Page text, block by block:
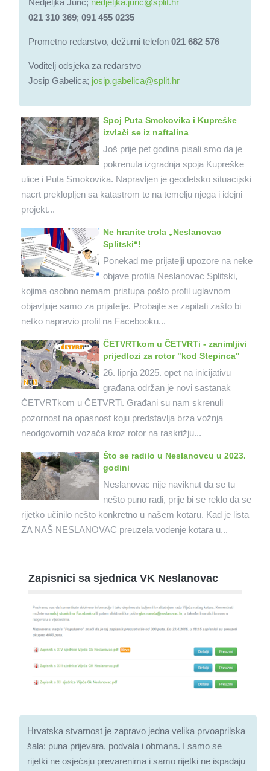
Nedjeljka Jurić; nedjeljka.juric@split.hr
021 310 369; 091 455 0235
Prometno redarstvo, dežurni telefon 021 682 576
Voditelj odsjeka za redarstvo
Josip Gabelica; josip.gabelica@split.hr
Spoj Puta Smokovika i Kupreške
izvlači se iz naftalina
Još prije pet godina pisali smo da je
pokrenuta izgradnja spoja Kupreške
ulice i Puta Smokovika. Napravljen je geodetsko situacijski
nacrt preklopljen sa katastrom te na temelju njega i idejni
projekt...
Ne hranite trola „Neslanovac
Splitski“!
Ponekad me prijatelji upozore na neke
objave profila Neslanovac Splitski,
kojima osobno nemam pristupa pošto profil uglavnom
objavljuje samo za prijatelje. Probajte se zapitati zašto bi
netko napravio profil na Facebooku...
ČETVRTkom u ČETVRTi - zanimljivi
prijedlozi za rotor "kod Stepinca"
26. lipnja 2025. opet na inicijativu
građana održan je novi sastanak
ČETVRTkom u ČETVRTi. Građani su nam skrenuli
pozornost na opasnost koju predstavlja brza vožnja
neodgovornih vozača kroz rotor na raskrižju...
Što se radilo u Neslanovcu u 2023.
godini
Neslanovac nije naviknut da se tu
nešto puno radi, prije bi se reklo da se
rijetko učinilo nešto konkretno u našem kotaru. Kad je lista
ZA NAŠ NESLANOVAC preuzela vođenje kotara u...
Zapisnici sa sjednica VK Neslanovac
Hrvatska stvarnost je zapravo jedna velika prvoaprilska
šala: puna prijevara, podvala i obmana. I samo se
rijetki ne osjećaju prevarenima i samo rijetki ne ispadaju